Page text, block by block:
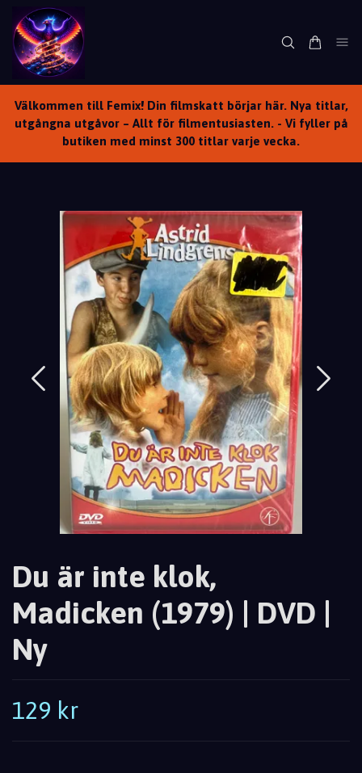
Välkommen till Femix! Din filmskatt börjar här. Nya titlar,
utgångna utgåvor – Allt för filmentusiasten. - Vi fyller på
butiken med minst 300 titlar varje vecka.
Du är inte klok,
Madicken (1979) | DVD |
Ny
129 kr